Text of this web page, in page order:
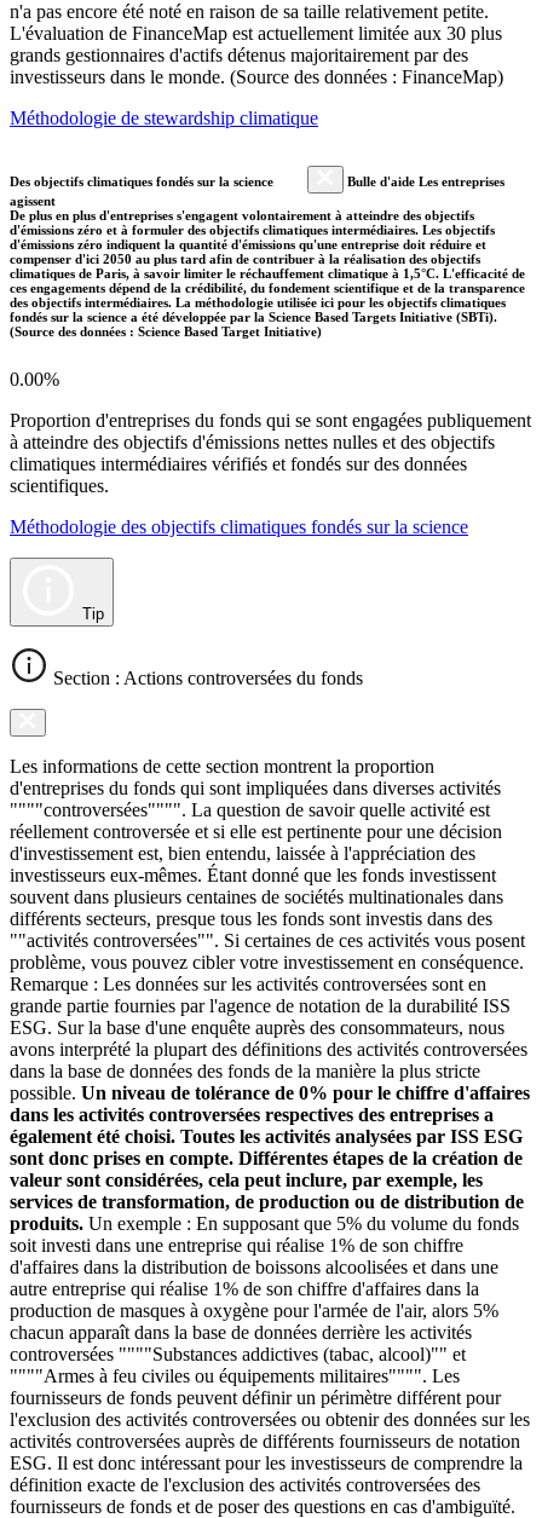
n'a pas encore été noté en raison de sa taille relativement petite.
L'évaluation de FinanceMap est actuellement limitée aux 30 plus
grands gestionnaires d'actifs détenus majoritairement par des
investisseurs dans le monde. (Source des données : FinanceMap)
Méthodologie de stewardship climatique
Des objectifs climatiques fondés sur la science
Bulle d'aide Les entreprises
agissent
De plus en plus d'entreprises s'engagent volontairement à atteindre des objectifs
d'émissions zéro et à formuler des objectifs climatiques intermédiaires. Les objectifs
d'émissions zéro indiquent la quantité d'émissions qu'une entreprise doit réduire et
compenser d'ici 2050 au plus tard afin de contribuer à la réalisation des objectifs
climatiques de Paris, à savoir limiter le réchauffement climatique à 1,5°C. L'efficacité de
ces engagements dépend de la crédibilité, du fondement scientifique et de la transparence
des objectifs intermédiaires. La méthodologie utilisée ici pour les objectifs climatiques
fondés sur la science a été développée par la Science Based Targets Initiative (SBTi).
(Source des données : Science Based Target Initiative)
0.00%
Proportion d'entreprises du fonds qui se sont engagées publiquement
à atteindre des objectifs d'émissions nettes nulles et des objectifs
climatiques intermédiaires vérifiés et fondés sur des données
scientifiques.
Méthodologie des objectifs climatiques fondés sur la science
Tip
Section : Actions controversées du fonds
Les informations de cette section montrent la proportion
d'entreprises du fonds qui sont impliquées dans diverses activités
""""controversées"""". La question de savoir quelle activité est
réellement controversée et si elle est pertinente pour une décision
d'investissement est, bien entendu, laissée à l'appréciation des
investisseurs eux-mêmes. Étant donné que les fonds investissent
souvent dans plusieurs centaines de sociétés multinationales dans
différents secteurs, presque tous les fonds sont investis dans des
""activités controversées"". Si certaines de ces activités vous posent
problème, vous pouvez cibler votre investissement en conséquence.
Remarque : Les données sur les activités controversées sont en
grande partie fournies par l'agence de notation de la durabilité ISS
ESG. Sur la base d'une enquête auprès des consommateurs, nous
avons interprété la plupart des définitions des activités controversées
dans la base de données des fonds de la manière la plus stricte
possible. Un niveau de tolérance de 0% pour le chiffre d'affaires
dans les activités controversées respectives des entreprises a
également été choisi. Toutes les activités analysées par ISS ESG
sont donc prises en compte. Différentes étapes de la création de
valeur sont considérées, cela peut inclure, par exemple, les
services de transformation, de production ou de distribution de
produits. Un exemple : En supposant que 5% du volume du fonds
soit investi dans une entreprise qui réalise 1% de son chiffre
d'affaires dans la distribution de boissons alcoolisées et dans une
autre entreprise qui réalise 1% de son chiffre d'affaires dans la
production de masques à oxygène pour l'armée de l'air, alors 5%
chacun apparaît dans la base de données derrière les activités
controversées """"Substances addictives (tabac, alcool)"" et
""""Armes à feu civiles ou équipements militaires"""". Les
fournisseurs de fonds peuvent définir un périmètre différent pour
l'exclusion des activités controversées ou obtenir des données sur les
activités controversées auprès de différents fournisseurs de notation
ESG. Il est donc intéressant pour les investisseurs de comprendre la
définition exacte de l'exclusion des activités controversées des
fournisseurs de fonds et de poser des questions en cas d'ambiguïté.